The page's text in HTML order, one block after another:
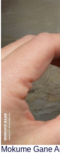
Mokume Gane